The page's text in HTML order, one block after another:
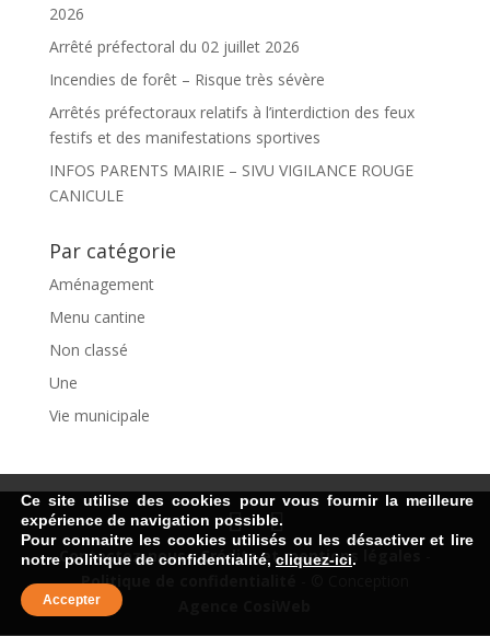
2026
Arrêté préfectoral du 02 juillet 2026
Incendies de forêt – Risque très sévère
Arrêtés préfectoraux relatifs à l’interdiction des feux
festifs et des manifestations sportives
INFOS PARENTS MAIRIE – SIVU VIGILANCE ROUGE
CANICULE
Par catégorie
Aménagement
Menu cantine
Non classé
Une
Vie municipale
Contactez-nous-Crédits et mentions légales
Politique de confidentialité
Ce site utilise des cookies pour vous fournir la meilleure
expérience de navigation possible.
Pour connaitre les cookies utilisés ou les désactiver et lire
notre politique de confidentialité, cliquez-ici.
Accepter